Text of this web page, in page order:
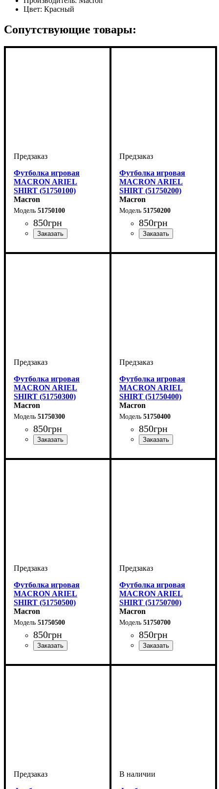
Цвет: Красный
Сопутствующие товары:
Футболка игровая
MACRON ARIEL
SHIRT (51750100)
Macron
51750100
850грн
Футболка игровая
MACRON ARIEL
SHIRT (51750200)
Macron
51750200
850грн
Футболка игровая
MACRON ARIEL
SHIRT (51750300)
Macron
51750300
850грн
Футболка игровая
MACRON ARIEL
SHIRT (51750400)
Macron
51750400
850грн
Футболка игровая
MACRON ARIEL
SHIRT (51750500)
Macron
51750500
850грн
Футболка игровая
MACRON ARIEL
SHIRT (51750700)
Macron
51750700
850грн